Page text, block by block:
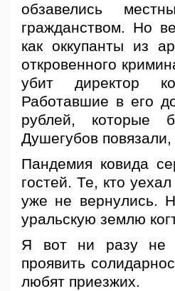
обзавелись
гражданством. Но
как оккупанты из
откровенного
убит директор
Работавшие в его
рублей, которые
Душегубов повязали,
Пандемия ковида
гостей. Те, кто
уже не вернулись.
уральскую землю
Я вот ни разу не
проявить
любят приезжих.